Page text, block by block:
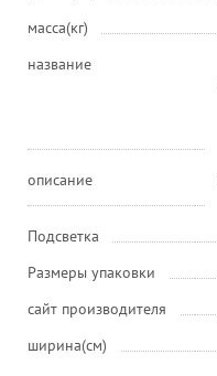
масса(кг)
название
описание
Подсветка
Размеры упаковки
сайт производителя
ширина(см)